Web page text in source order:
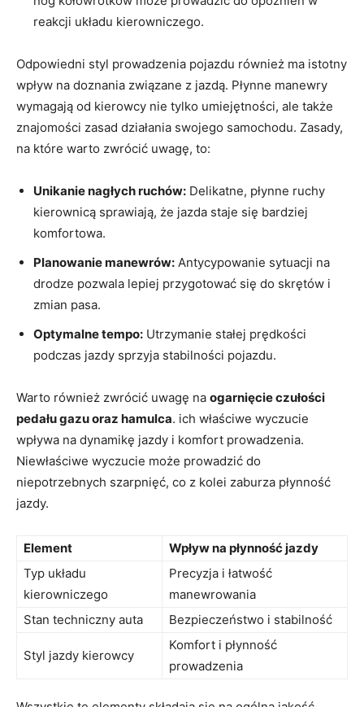
reakcji układu kierowniczego.
Odpowiedni styl prowadzenia pojazdu również ma istotny
wpływ na doznania związane z jazdą. Płynne manewry
wymagają od kierowcy nie tylko umiejętności, ale także
znajomości zasad działania swojego samochodu. Zasady,
na które warto zwrócić uwagę, to:
Unikanie nagłych ruchów: Delikatne, płynne ruchy
kierownicą sprawiają, że jazda staje się bardziej
komfortowa.
Planowanie manewrów: Antycypowanie sytuacji na
drodze pozwala lepiej przygotować się do skrętów i
zmian pasa.
Optymalne tempo: Utrzymanie stałej prędkości
podczas jazdy sprzyja stabilności pojazdu.
Warto również zwrócić uwagę na ogarnięcie czułości
pedału gazu oraz hamulca. ich właściwe wyczucie
wpływa na dynamikę jazdy i komfort prowadzenia.
Niewłaściwe wyczucie może prowadzić do
niepotrzebnych szarpnięć, co z kolei zaburza płynność
jazdy.
Element
Wpływ na płynność jazdy
Typ układu
kierowniczego
Precyzja i łatwość
manewrowania
Stan techniczny auta
Bezpieczeństwo i stabilność
Styl jazdy kierowcy
Komfort i płynność
prowadzenia